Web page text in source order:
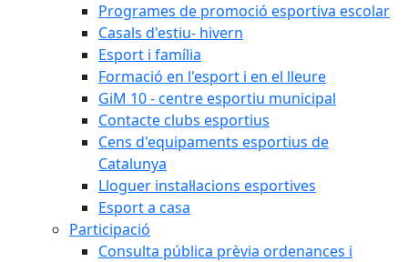
Programes de promoció esportiva escolar
Casals d'estiu- hivern
Esport i família
Formació en l'esport i en el lleure
GiM 10 - centre esportiu municipal
Contacte clubs esportius
Cens d'equipaments esportius de
Catalunya
Lloguer instal·lacions esportives
Esport a casa
Participació
Consulta pública prèvia ordenances i